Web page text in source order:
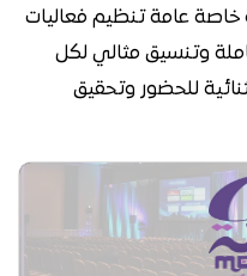
خاصة عامةتنظيم فعاليات
وتنسيق مثالي لكل
للحضور وتحقيق